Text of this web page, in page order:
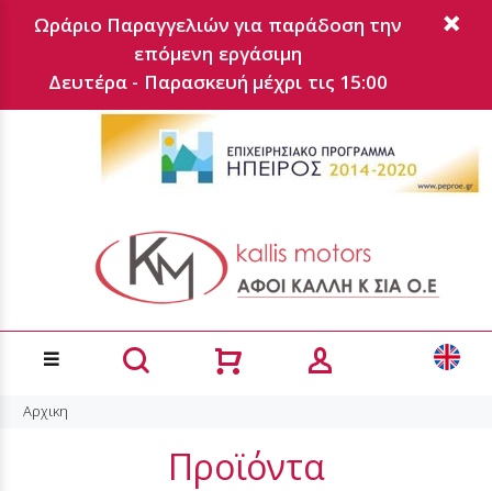
Ωράριο Παραγγελιών για παράδοση την
επόμενη εργάσιμη
Δευτέρα - Παρασκευή μέχρι τις 15:00
Αρχικη
Προϊόντα